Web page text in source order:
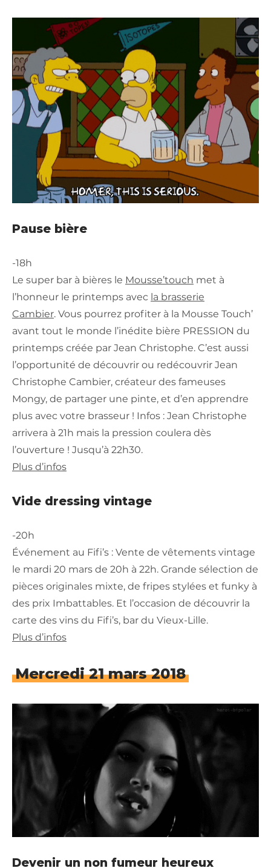
Pause bière
-18h
Le super bar à bières le Mousse’touch met à
l’honneur le printemps avec la brasserie
Cambier. Vous pourrez profiter à la Mousse Touch’
avant tout le monde l’inédite bière PRESSION du
printemps créée par Jean Christophe. C’est aussi
l’opportunité de découvrir ou redécouvrir Jean
Christophe Cambier, créateur des fameuses
Mongy, de partager une pinte, et d’en apprendre
plus avec votre brasseur ! Infos : Jean Christophe
arrivera à 21h mais la pression coulera dès
l’ouverture ! Jusqu’à 22h30.
Plus d’infos
Vide dressing vintage
-20h
Événement au Fifi’s : Vente de vêtements vintage
le mardi 20 mars de 20h à 22h. Grande sélection de
pièces originales mixte, de fripes stylées et funky à
des prix Imbattables. Et l’occasion de découvrir la
carte des vins du Fifi’s, bar du Vieux-Lille.
Plus d’infos
Mercredi 21 mars 2018
Devenir un non fumeur heureux